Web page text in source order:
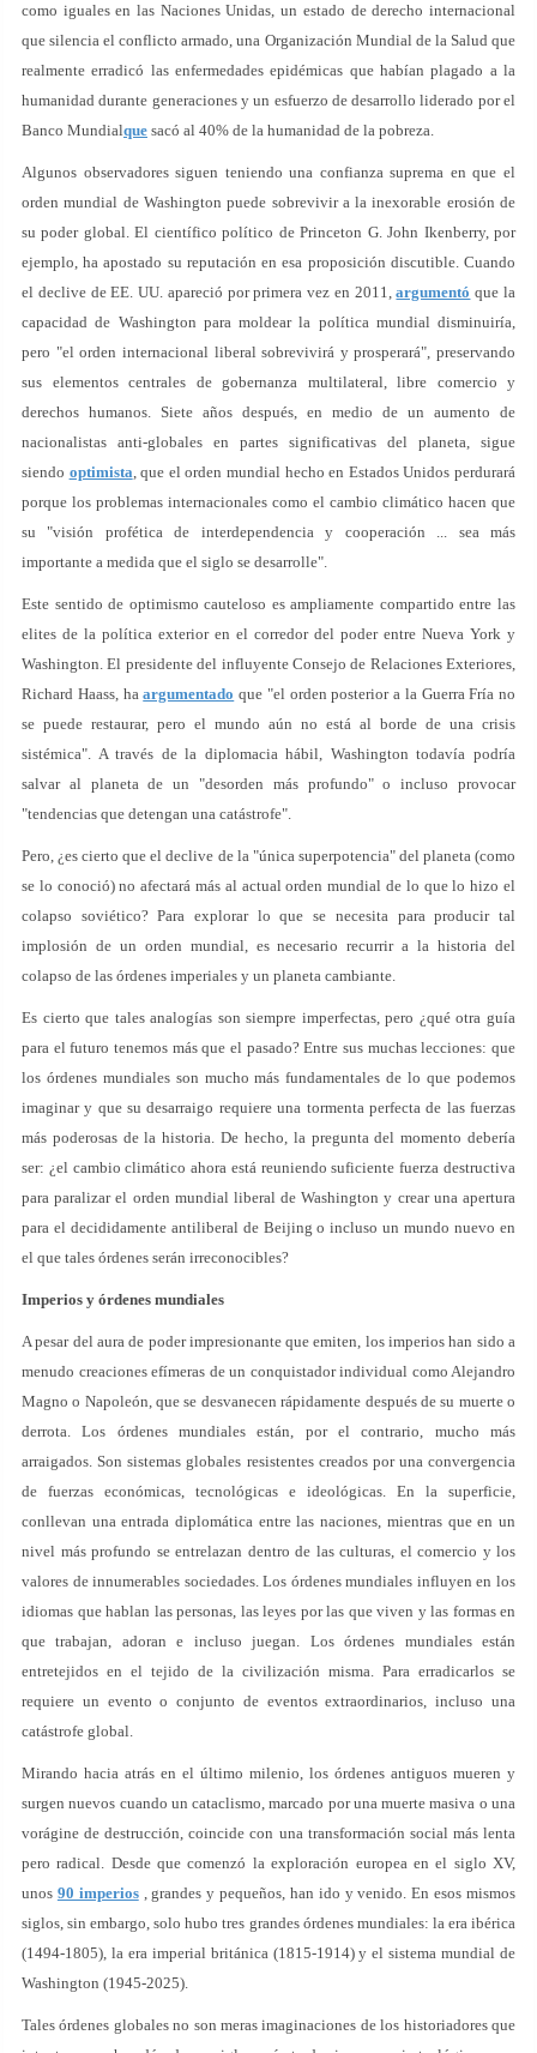
como iguales en las Naciones Unidas, un estado de derecho internacional
que silencia el conflicto armado, una Organización Mundial de la Salud que
realmente erradicó las enfermedades epidémicas que habían plagado a la
humanidad durante generaciones y un esfuerzo de desarrollo liderado por el
Banco Mundialque sacó al 40% de la humanidad de la pobreza.
Algunos observadores siguen teniendo una confianza suprema en que el
orden mundial de Washington puede sobrevivir a la inexorable erosión de
su poder global. El científico político de Princeton G. John Ikenberry, por
ejemplo, ha apostado su reputación en esa proposición discutible. Cuando
el declive de EE. UU. apareció por primera vez en 2011,argumentó que la
capacidad de Washington para moldear la política mundial disminuiría,
pero "el orden internacional liberal sobrevivirá y prosperará", preservando
sus elementos centrales de gobernanza multilateral, libre comercio y
derechos humanos. Siete años después, en medio de un aumento de
nacionalistas anti-globales en partes significativas del planeta, sigue
siendo optimista, que el orden mundial hecho en Estados Unidos perdurará
porque los problemas internacionales como el cambio climático hacen que
su "visión profética de interdependencia y cooperación ... sea más
importante a medida que el siglo se desarrolle".
Este sentido de optimismo cauteloso es ampliamente compartido entre las
elites de la política exterior en el corredor del poder entre Nueva York y
Washington. El presidente del influyente Consejo de Relaciones Exteriores,
Richard Haass, haargumentado que "el orden posterior a la Guerra Fría no
se puede restaurar, pero el mundo aún no está al borde de una crisis
sistémica". A través de la diplomacia hábil, Washington todavía podría
salvar al planeta de un "desorden más profundo" o incluso provocar
"tendencias que detengan una catástrofe".
Pero, ¿es cierto que el declive de la "única superpotencia" del planeta (como
se lo conoció) no afectará más al actual orden mundial de lo que lo hizo el
colapso soviético? Para explorar lo que se necesita para producir tal
implosión de un orden mundial, es necesario recurrir a la historia del
colapso de las órdenes imperiales y un planeta cambiante.
Es cierto que tales analogías son siempre imperfectas, pero ¿qué otra guía
para el futuro tenemos más que el pasado? Entre sus muchas lecciones: que
los órdenes mundiales son mucho más fundamentales de lo que podemos
imaginar y que su desarraigo requiere una tormenta perfecta de las fuerzas
más poderosas de la historia. De hecho, la pregunta del momento debería
ser: ¿el cambio climático ahora está reuniendo suficiente fuerza destructiva
para paralizar el orden mundial liberal de Washington y crear una apertura
para el decididamente antiliberal de Beijing o incluso un mundo nuevo en
el que tales órdenes serán irreconocibles?
Imperios y órdenes mundiales
A pesar del aura de poder impresionante que emiten, los imperios han sido a
menudo creaciones efímeras de un conquistador individual como Alejandro
Magno o Napoleón, que se desvanecen rápidamente después de su muerte o
derrota. Los órdenes mundiales están, por el contrario, mucho más
arraigados. Son sistemas globales resistentes creados por una convergencia
de fuerzas económicas, tecnológicas e ideológicas. En la superficie,
conllevan una entrada diplomática entre las naciones, mientras que en un
nivel más profundo se entrelazan dentro de las culturas, el comercio y los
valores de innumerables sociedades. Los órdenes mundiales influyen en los
idiomas que hablan las personas, las leyes por las que viven y las formas en
que trabajan, adoran e incluso juegan. Los órdenes mundiales están
entretejidos en el tejido de la civilización misma. Para erradicarlos se
requiere un evento o conjunto de eventos extraordinarios, incluso una
catástrofe global.
Mirando hacia atrás en el último milenio, los órdenes antiguos mueren y
surgen nuevos cuando un cataclismo, marcado por una muerte masiva o una
vorágine de destrucción, coincide con una transformación social más lenta
pero radical. Desde que comenzó la exploración europea en el siglo XV,
unos 90 imperios, grandes y pequeños, han ido y venido. En esos mismos
siglos, sin embargo, solo hubo tres grandes órdenes mundiales: la era ibérica
(1494-1805), la era imperial británica (1815-1914) y el sistema mundial de
Washington (1945-2025).
Tales órdenes globales no son meras imaginaciones de los historiadores que